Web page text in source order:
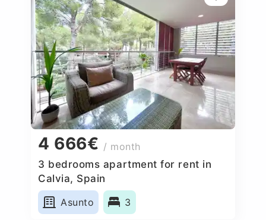
4 666€ / month
3 bedrooms apartment for rent in
Calvia, Spain
Asunto
3